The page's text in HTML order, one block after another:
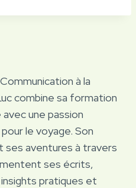
à la
combine sa formation
une passion
le voyage. Son
ses aventures à travers
ses écrits,
pratiques et